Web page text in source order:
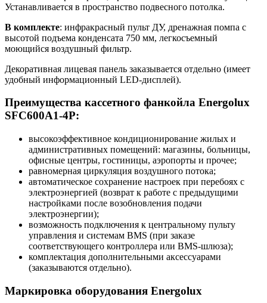
Устанавливается в пространство подвесного потолка.
В комплекте: инфракрасный пульт ДУ, дренажная помпа с
высотой подъема конденсата 750 мм, легкосъемный
моющийся воздушный фильтр.
Декоративная лицевая панель заказывается отдельно (имеет
удобный информационный LED-дисплей).
Преимущества кассетного фанкойла Energolux
SFC600A1-4P:
высокоэффективное кондиционирование жилых и
административных помещений: магазины, больницы,
офисные центры, гостиницы, аэропорты и прочее;
равномерная циркуляция воздушного потока;
автоматическое сохранение настроек при перебоях с
электроэнергией (возврат к работе с предыдущими
настройками после возобновления подачи
электроэнергии);
возможность подключения к центральному пульту
управления и системам BMS (при заказе
соответствующего контроллера или BMS-шлюза);
комплектация дополнительными аксессуарами
(заказываются отдельно).
Маркировка оборудования Energolux